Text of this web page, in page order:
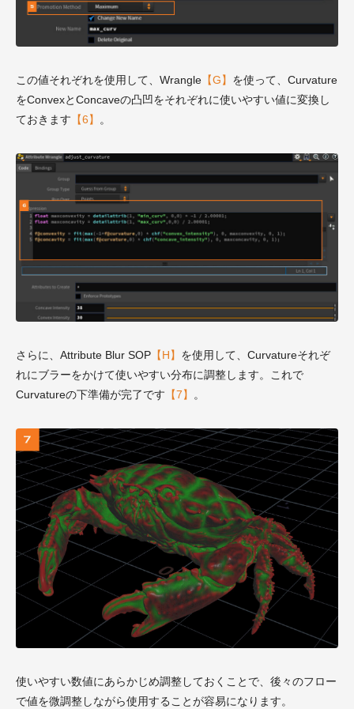
この値それぞれを使用して、Wrangle 【G】 を使って、Curvature
をConvexとConcaveの凸凹をそれぞれに使いやすい値に変換し
ておきます 【6】 。
さらに、Attribute Blur SOP 【H】 を使用して、Curvatureそれぞ
れにブラーをかけて使いやすい分布に調整します。これで
Curvatureの下準備が完了です 【7】 。
使いやすい数値にあらかじめ調整しておくことで、後々のフロー
で値を微調整しながら使用することが容易になります。